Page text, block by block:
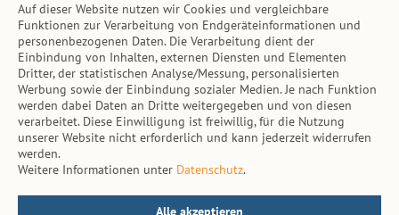
Inhalt
Tierarzt-Suche
Hinweise
AGB
Impressum
Datenschutz
Kontakt
Auf dieser Website nutzen wir Cookies und vergleichbare
Funktionen zur Verarbeitung von Endgeräteinformationen und
personenbezogenen Daten. Die Verarbeitung dient der
Einbindung von Inhalten, externen Diensten und Elementen
Dritter, der statistischen Analyse/Messung, personalisierten
Werbung sowie der Einbindung sozialer Medien. Je nach Funktion
werden dabei Daten an Dritte weitergegeben und von diesen
verarbeitet. Diese Einwilligung ist freiwillig, für die Nutzung
unserer Website nicht erforderlich und kann jederzeit widerrufen
werden.
Weitere Informationen unter Datenschutz.
Alle akzeptieren